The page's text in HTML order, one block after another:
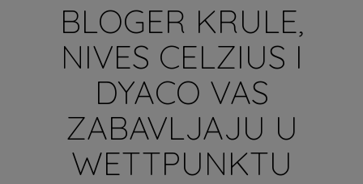
BLOGER KRULE,
NIVES CELZIUS I
DYACO VAS
ZABAVLJAJU U
WETTPUNKTU